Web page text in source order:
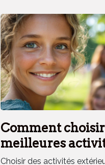
Comment
meilleures
extérieures pour
Choisir des activités